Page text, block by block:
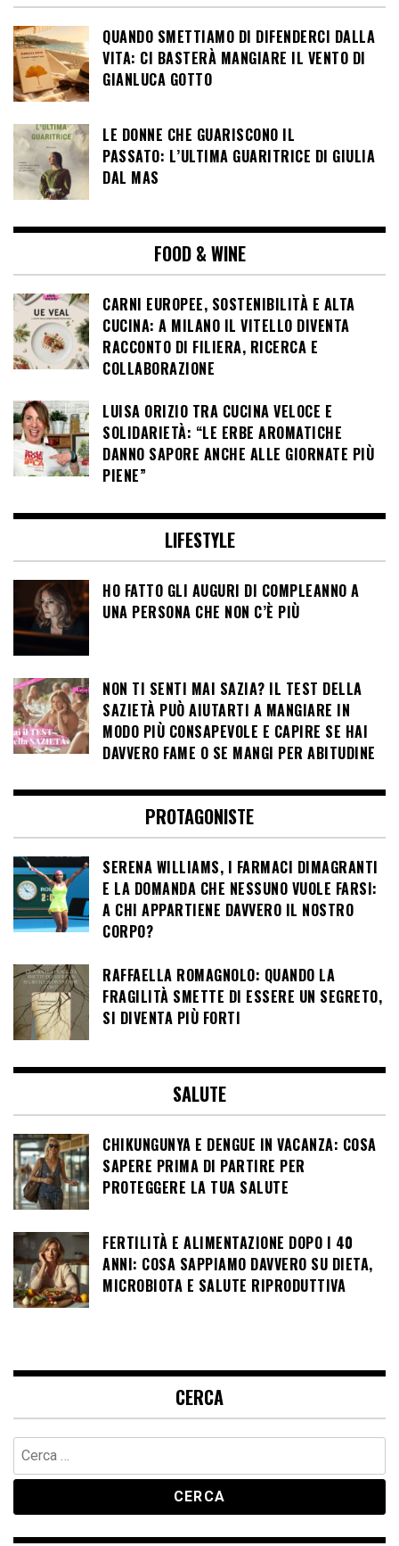
QUANDO SMETTIAMO DI DIFENDERCI DALLA
VITA: CI BASTERÀ MANGIARE IL VENTO DI
GIANLUCA GOTTO
LE DONNE CHE GUARISCONO IL
PASSATO: L’ULTIMA GUARITRICE DI GIULIA
DAL MAS
FOOD & WINE
CARNI EUROPEE, SOSTENIBILITÀ E ALTA
CUCINA: A MILANO IL VITELLO DIVENTA
RACCONTO DI FILIERA, RICERCA E
COLLABORAZIONE
LUISA ORIZIO TRA CUCINA VELOCE E
SOLIDARIETÀ: “LE ERBE AROMATICHE
DANNO SAPORE ANCHE ALLE GIORNATE PIÙ
PIENE”
LIFESTYLE
HO FATTO GLI AUGURI DI COMPLEANNO A
UNA PERSONA CHE NON C’È PIÙ
NON TI SENTI MAI SAZIA? IL TEST DELLA
SAZIETÀ PUÒ AIUTARTI A MANGIARE IN
MODO PIÙ CONSAPEVOLE E CAPIRE SE HAI
DAVVERO FAME O SE MANGI PER ABITUDINE
PROTAGONISTE
SERENA WILLIAMS, I FARMACI DIMAGRANTI
E LA DOMANDA CHE NESSUNO VUOLE FARSI:
A CHI APPARTIENE DAVVERO IL NOSTRO
CORPO?
RAFFAELLA ROMAGNOLO: QUANDO LA
FRAGILITÀ SMETTE DI ESSERE UN SEGRETO,
SI DIVENTA PIÙ FORTI
SALUTE
CHIKUNGUNYA E DENGUE IN VACANZA: COSA
SAPERE PRIMA DI PARTIRE PER
PROTEGGERE LA TUA SALUTE
FERTILITÀ E ALIMENTAZIONE DOPO I 40
ANNI: COSA SAPPIAMO DAVVERO SU DIETA,
MICROBIOTA E SALUTE RIPRODUTTIVA
CERCA
Ricerca
per: